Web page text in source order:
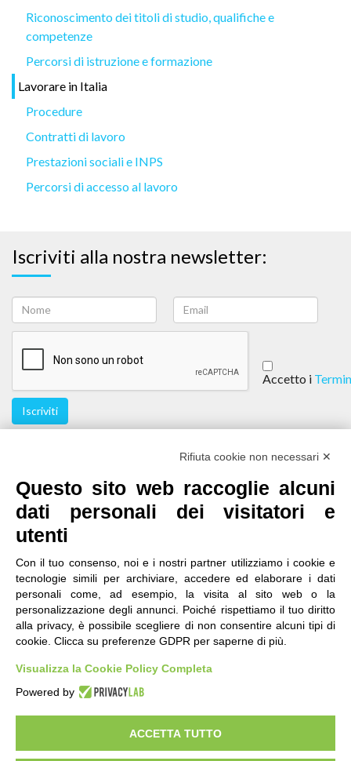
Riconoscimento dei titoli di studio, qualifiche e
competenze
Percorsi di istruzione e formazione
Lavorare in Italia
Procedure
Contratti di lavoro
Prestazioni sociali e INPS
Percorsi di accesso al lavoro
Iscriviti alla nostra newsletter:
Accetto i
Iscriviti
contatti| qualità accessibilità |privacy|
note legali
IRES Piemonte - Istituto di Ricerche Economico
Sociali del Piemonte
Via Nizza 18, 10125 Torino - C.F.80084650011
P.Iva 04328830015
© 2018 All Rights Reserved
Rifiuta cookie non necessari ✕
Questo sito web raccoglie alcuni
dati personali dei visitatori e
utenti
Con il tuo consenso, noi e i nostri partner utilizziamo i cookie e
tecnologie simili per archiviare, accedere ed elaborare i dati
personali come, ad esempio, la visita al sito web o la
personalizzazione degli annunci. Poiché rispettiamo il tuo diritto
alla privacy, è possibile scegliere di non consentire alcuni tipi di
cookie. Clicca su preferenze GDPR per saperne di più.
Visualizza la Cookie Policy Completa
Powered by
ACCETTA TUTTO